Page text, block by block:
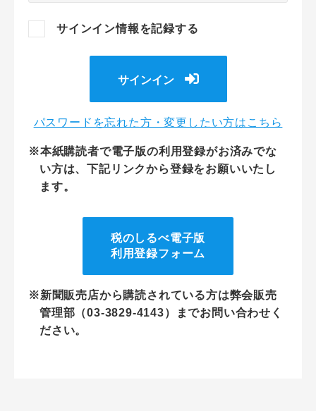
サインイン情報を記録する
サインイン
パスワードを忘れた方・変更したい方はこちら
※本紙購読者で電子版の利用登録がお済みでな
い方は、下記リンクから登録をお願いいたし
ます。
税のしるべ電子版
利用登録フォーム
※新聞販売店から購読されている方は弊会販売
管理部（03-3829-4143）までお問い合わせく
ださい。